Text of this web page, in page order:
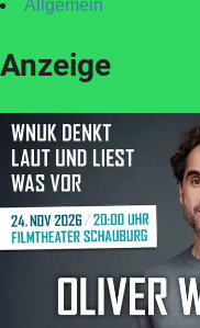
Allgemein
Anzeige